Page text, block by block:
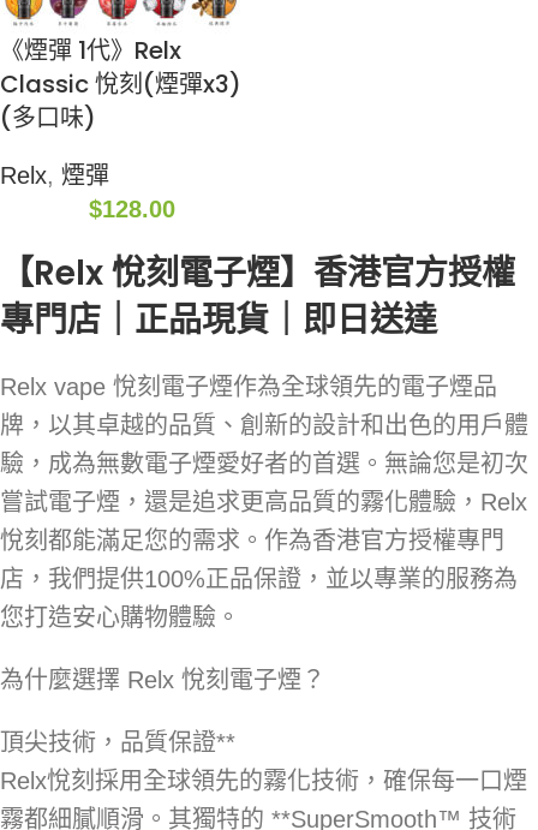
《煙彈 1代》Relx
Classic 悅刻(煙彈x3)
(多口味)
Relx, 煙彈
$128.00
【Relx 悅刻電子煙】香港官方授權
專門店｜正品現貨｜即日送達
Relx vape 悅刻電子煙作為全球領先的電子煙品
牌，以其卓越的品質、創新的設計和出色的用戶體
驗，成為無數電子煙愛好者的首選。無論您是初次
嘗試電子煙，還是追求更高品質的霧化體驗，Relx
悅刻都能滿足您的需求。作為香港官方授權專門
店，我們提供100%正品保證，並以專業的服務為
您打造安心購物體驗。
為什麼選擇 Relx 悅刻電子煙？
頂尖技術，品質保證**
Relx悅刻採用全球領先的霧化技術，確保每一口煙
霧都細膩順滑。其獨特的 **SuperSmooth™ 技術